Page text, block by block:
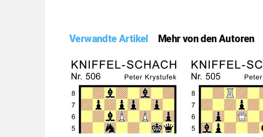
Verwandte Artikel Mehr von den Autoren